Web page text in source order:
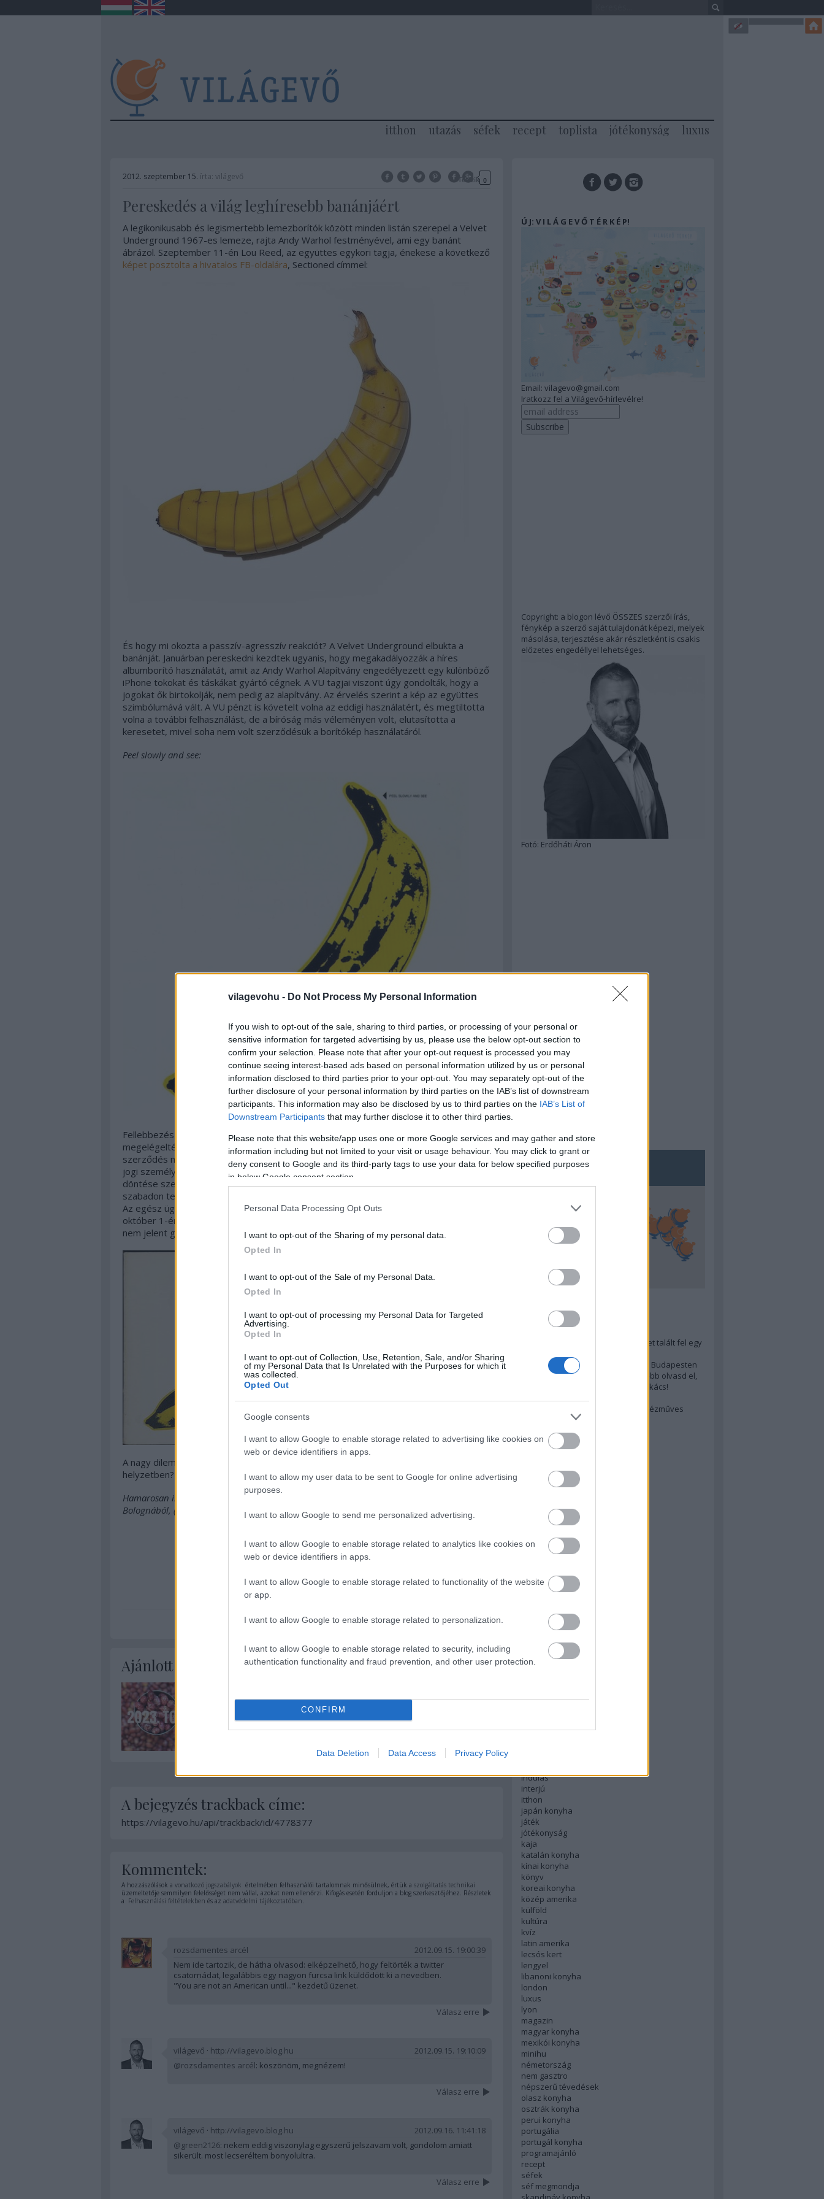
vilagevohu - Do Not Process My Personal Information
If you wish to opt-out of the sale, sharing to third parties, or processing of your personal or
sensitive information for targeted advertising by us, please use the below opt-out section to
confirm your selection. Please note that after your opt-out request is processed you may
continue seeing interest-based ads based on personal information utilized by us or personal
information disclosed to third parties prior to your opt-out. You may separately opt-out of the
further disclosure of your personal information by third parties on the IAB’s list of downstream
participants. This information may also be disclosed by us to third parties on the IAB’s List of
Downstream Participants that may further disclose it to other third parties.
Please note that this website/app uses one or more Google services and may gather and store
information including but not limited to your visit or usage behaviour. You may click to grant or
deny consent to Google and its third-party tags to use your data for below specified purposes
in below Google consent section.
Personal Data Processing Opt Outs
I want to opt-out of the Sharing of my personal data.
Opted In
I want to opt-out of the Sale of my Personal Data.
Opted In
I want to opt-out of processing my Personal Data for Targeted
Advertising.
Opted In
I want to opt-out of Collection, Use, Retention, Sale, and/or Sharing
of my Personal Data that Is Unrelated with the Purposes for which it
was collected.
Opted Out
Google consents
I want to allow Google to enable storage related to advertising like cookies on
web or device identifiers in apps.
I want to allow my user data to be sent to Google for online advertising
purposes.
I want to allow Google to send me personalized advertising.
I want to allow Google to enable storage related to analytics like cookies on
web or device identifiers in apps.
I want to allow Google to enable storage related to functionality of the website
or app.
I want to allow Google to enable storage related to personalization.
I want to allow Google to enable storage related to security, including
authentication functionality and fraud prevention, and other user protection.
CONFIRM
Data Deletion Data Access Privacy Policy
itthon utazás séfek recept toplista jótékonyság luxus
2012. szeptember 15. írta: világevő Tetszik 0
Pereskedés a világ leghíresebb banánjáért
A legikonikusabb és legismertebb lemezborítók között minden listán szerepel a Velvet
Underground 1967-es lemeze, rajta Andy Warhol festményével, ami egy banánt
ábrázol. Szeptember 11-én Lou Reed, az együttes egykori tagja, énekese a következő
képet posztolta a hivatalos FB-oldalára, Sectioned címmel:
És hogy mi okozta a passzív-agresszív reakciót? A Velvet Underground elbukta a
banánját. Januárban pereskedni kezdtek ugyanis, hogy megakadályozzák a híres
albumborító használatát, amit az Andy Warhol Alapítvány engedélyezett egy különböző
iPhone tokokat és táskákat gyártó cégnek. A VU tagjai viszont úgy gondolták, hogy a
jogokat ők birtokolják, nem pedig az alapítvány. Az érvelés szerint a kép az együttes
szimbólumává vált. A VU pénzt is követelt volna az eddigi használatért, és megtiltotta
volna a további felhasználást, de a bíróság más véleményen volt, elutasította a
keresetet, mivel soha nem volt szerződésük a borítókép használatáról.
Peel slowly and see:
Fellebbezés következett, erre már bekapcsolódott a Warhol-alapítvány is,
megelégelték a jogi vitát, viszonylag erős érvként felhozva - az eleve hiányzó
szerződés mellett - a tényt, hogy 1972-ben feloszlott az együttes, így nem létezik
jogi személyként, akkor ugyan hogy is védhetne le bármilyen jogot is. A bíróság
döntése szerint az egész birtoklási vita irreleváns jelen helyzetben, így a banán
szabadon terjedhet az iPhone-okon is.
Az egész ügy egyébként összefüggésben lehet azzal, hogy a VU bejelentett, hogy
október 1-én újra összeáll a Velvet Underground and Nico, legalábbis CD-n, eddig meg
nem jelent gyűjteménnyel.
A nagy dilemma: mit tegyen egy VU-rajongó, vehet-e iPhone 5-öst ebben a
helyzetben?
Hamarosan indulnak a nagy őszi Világevő-túrák, jönnek majd a friss beszámolók is
Bolognából, (ha összejön) a Baszkföldről, ami nagy álmom volt rég, és
Peruból !
per lemez
3komment
Ajánlott bejegyzések:
A bejegyzés trackback címe:
https://vilagevo.hu/api/trackback/id/4778377
Kommentek:
A hozzászólások a vonatkozó jogszabályok értelmében felhasználói tartalomnak minősülnek, értük a szolgáltatás technikai
üzemeltetője semmilyen felelősséget nem vállal, azokat nem ellenőrzi. Kifogás esetén forduljon a blog szerkesztőjéhez. Részletek
a Felhasználási feltételekben és az adatvédelmi tájékoztatóban.
rozsdamentes arcél
2012.09.15. 19:00:39
Nem ide tartozik, de hátha olvasod: elképzelhető, hogy feltörték a twitter
csatornádat, legalábbis egy nagyon furcsa link küldődött ki a nevedben.
"You are not an American until..." kezdetű üzenet.
Válasz erre
világevő · http://vilagevo.blog.hu
2012.09.15. 19:10:09
@rozsdamentes arcél: köszönöm, megnézem!
Válasz erre
világevő · http://vilagevo.blog.hu
2012.09.16. 11:41:18
@green2126: nekem eddig viszonylag egyszerű jelszavam volt, gondolom amiatt
sikerült. most lecseréltem bonyolultra.
Válasz erre
Ú J: V I L Á G E V Ő T É R K É P!
Email: vilagevo@gmail.com
Iratkozz fel a Világevő-hírlevélre!
Copyright: a blogon lévő ÖSSZES szerzői írás,
fénykép a szerző saját tulajdonát képezi, melyek
másolása, terjesztése akár részletként is csakis
előzetes engedéllyel lehetséges.
Fotó: Erdőháti Áron
TOP5
Annyira menő Budapest-térképet talált fel egy
A 10 legjobb (elérhető árú) ebéd Budapesten
Szakács akarsz lenni? Akkor előbb olvasd el,
mit gondol erről egy magyar szakács!
Budapest rejtett kincsei: orosz kézműves
afrikai konyha
ázsiai konyha
baszk konyha
belgium
bocusedor
bocuse dor
dél amerika
english
északi konyha
francia konyha
holland konyha
indulás
interjú
itthon
japán konyha
játék
jótékonyság
kaja
katalán konyha
kínai konyha
könyv
koreai konyha
közép amerika
külföld
kultúra
kvíz
latin amerika
lecsós kert
lengyel
libanoni konyha
london
luxus
lyon
magazin
magyar konyha
mexikói konyha
minihu
németország
nem gasztro
népszerű tévedések
olasz konyha
osztrák konyha
perui konyha
portugália
portugál konyha
programajánló
recept
séfek
séf megmondja